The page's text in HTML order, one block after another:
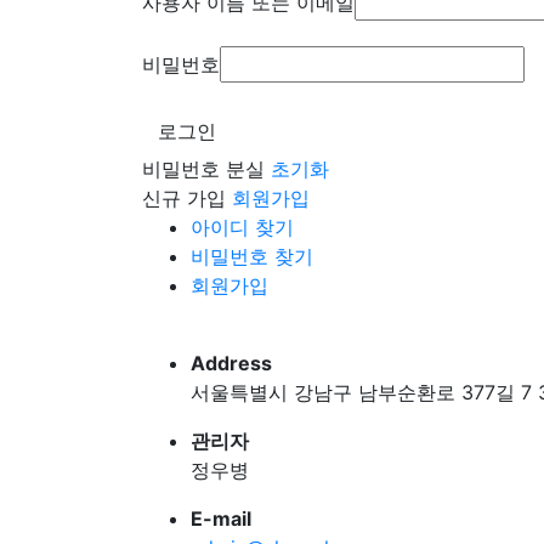
비밀번호
로그인
비밀번호 분실 초기화
신규 가입 회원가입
아이디 찾기
비밀번호 찾기
회원가입
Address
서울특별시 강남구 남부순환로 377길 7
관리자
정우병
E-mail